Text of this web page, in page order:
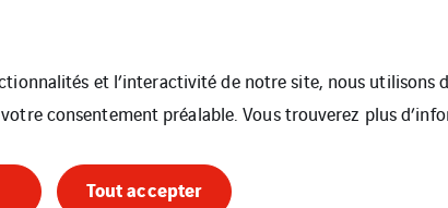
Cookies Blog / News
et l’interactivité de notre site, nous utilisons
consentement préalable. Vous trouverez plus
Tout accepter